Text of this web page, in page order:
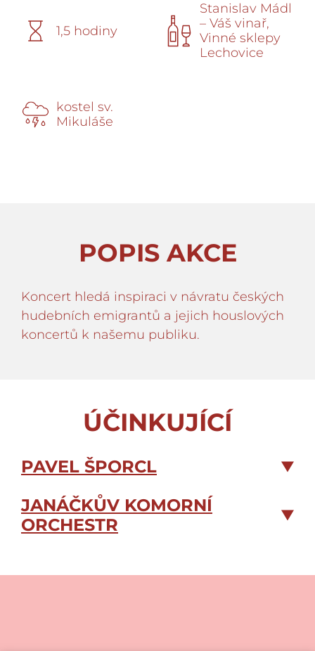
1,5 hodiny
Stanislav Mádl
– Váš vinař,
Vinné sklepy
Lechovice
kostel sv.
Mikuláše
POPIS AKCE
Koncert hledá inspiraci v návratu českých
hudebních emigrantů a jejich houslových
koncertů k našemu publiku.
ÚČINKUJÍCÍ
PAVEL ŠPORCL
JANÁČKŮV KOMORNÍ
ORCHESTR